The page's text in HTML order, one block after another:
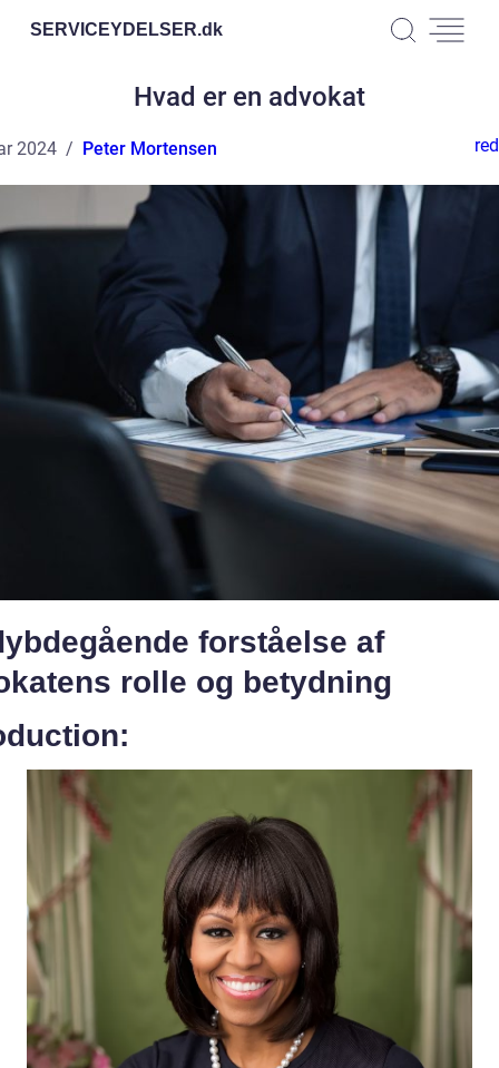
SERVICEYDELSER.dk
Hvad er en advokat
2024 Peter Mortensen
forståelse af
rolle og betydning